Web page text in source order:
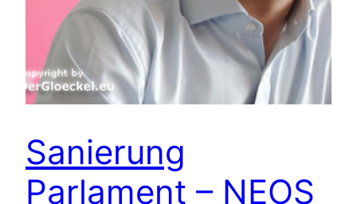
Sanierung
Parlament – NEOS